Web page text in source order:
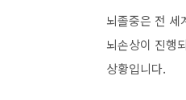
뇌졸중은 전 세
뇌손상이 진행
상황입니다.